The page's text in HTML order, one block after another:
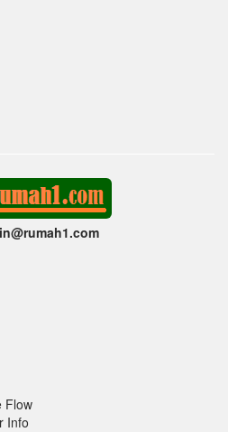
.com
Flow
Info